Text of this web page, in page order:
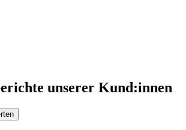
unserer Kund:innen